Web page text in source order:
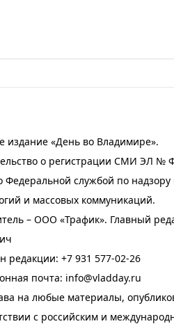
издание «День во Владимире».
о регистрации СМИ ЭЛ №
Федеральной службой по
и массовых коммуникаций.
– ООО «Трафик». Главный
редакции: +7 931 577-02-26
почта: info@vladday.ru
на любые материалы,
с российским и